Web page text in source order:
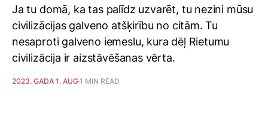
Ja tu domā, ka tas palīdz uzvarēt, tu nezini mūsu
civilizācijas galveno atšķirību no citām. Tu
nesaproti galveno iemeslu, kura dēļ Rietumu
civilizācija ir aizstāvēšanas vērta.
2023. GADA 1. AUG1 MIN READ